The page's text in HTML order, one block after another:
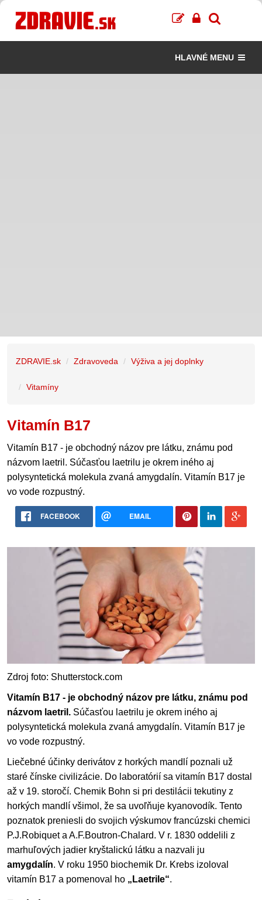
HLAVNÉ MENU
ZDRAVIE.sk Zdravoveda Výživa a jej doplnky
Vitamíny
Vitamín B17
Vitamín B17 - je obchodný názov pre látku, známu pod
názvom laetril. Súčasťou laetrilu je okrem iného aj
polysyntetická molekula zvaná amygdalín. Vitamín B17 je
vo vode rozpustný.
FACEBOOK EMAIL
Zdroj foto: Shutterstock.com
Vitamín B17 - je obchodný názov pre látku, známu pod
názvom laetril. Súčasťou laetrilu je okrem iného aj
polysyntetická molekula zvaná amygdalín. Vitamín B17 je
vo vode rozpustný.
Liečebné účinky derivátov z horkých mandlí poznali už
staré čínske civilizácie. Do laboratórií sa vitamín B17 dostal
až v 19. storočí. Chemik Bohn si pri destilácii tekutiny z
horkých mandlí všimol, že sa uvoľňuje kyanovodík. Tento
poznatok preniesli do svojich výskumov francúzski chemici
P.J.Robiquet a A.F.Boutron-Chalard. V r. 1830 oddelili z
marhuľových jadier kryštalickú látku a nazvali ju
amygdalín. V roku 1950 biochemik Dr. Krebs izoloval
vitamín B17 a pomenoval ho „Laetrile“.